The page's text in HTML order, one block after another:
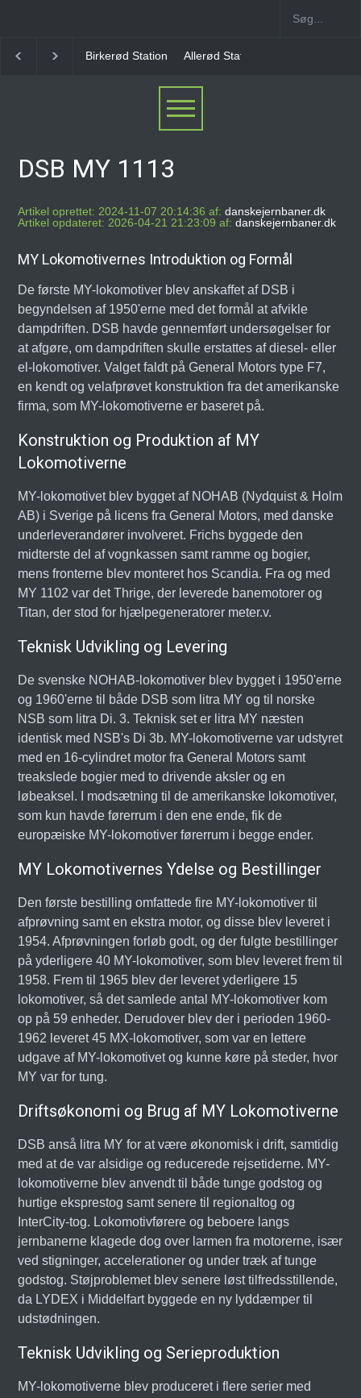
Birkerød Station Allerød Station
DSB MY 1113
Artikel oprettet: 2024-11-07 20:14:36 af: danskejernbaner.dk
Artikel opdateret: 2026-04-21 21:23:09 af: danskejernbaner.dk
MY Lokomotivernes Introduktion og Formål
De første MY-lokomotiver blev anskaffet af DSB i
begyndelsen af 1950'erne med det formål at afvikle
dampdriften. DSB havde gennemført undersøgelser for
at afgøre, om dampdriften skulle erstattes af diesel- eller
el-lokomotiver. Valget faldt på General Motors type F7,
en kendt og velafprøvet konstruktion fra det amerikanske
firma, som MY-lokomotiverne er baseret på.
Konstruktion og Produktion af MY
Lokomotiverne
MY-lokomotivet blev bygget af NOHAB (Nydquist & Holm
AB) i Sverige på licens fra General Motors, med danske
underleverandører involveret. Frichs byggede den
midterste del af vognkassen samt ramme og bogier,
mens fronterne blev monteret hos Scandia. Fra og med
MY 1102 var det Thrige, der leverede banemotorer og
Titan, der stod for hjælpegeneratorer meter.v.
Teknisk Udvikling og Levering
De svenske NOHAB-lokomotiver blev bygget i 1950'erne
og 1960'erne til både DSB som litra MY og til norske
NSB som litra Di. 3. Teknisk set er litra MY næsten
identisk med NSB's Di 3b. MY-lokomotiverne var udstyret
med en 16-cylindret motor fra General Motors samt
treakslede bogier med to drivende aksler og en
løbeaksel. I modsætning til de amerikanske lokomotiver,
som kun havde førerrum i den ene ende, fik de
europæiske MY-lokomotiver førerrum i begge ender.
MY Lokomotivernes Ydelse og Bestillinger
Den første bestilling omfattede fire MY-lokomotiver til
afprøvning samt en ekstra motor, og disse blev leveret i
1954. Afprøvningen forløb godt, og der fulgte bestillinger
på yderligere 40 MY-lokomotiver, som blev leveret frem til
1958. Frem til 1965 blev der leveret yderligere 15
lokomotiver, så det samlede antal MY-lokomotiver kom
op på 59 enheder. Derudover blev der i perioden 1960-
1962 leveret 45 MX-lokomotiver, som var en lettere
udgave af MY-lokomotivet og kunne køre på steder, hvor
MY var for tung.
Driftsøkonomi og Brug af MY Lokomotiverne
DSB anså litra MY for at være økonomisk i drift, samtidig
med at de var alsidige og reducerede rejsetiderne. MY-
lokomotiverne blev anvendt til både tunge godstog og
hurtige eksprestog samt senere til regionaltog og
InterCity-tog. Lokomotivførere og beboere langs
jernbanerne klagede dog over larmen fra motorerne, især
ved stigninger, accelerationer og under træk af tunge
godstog. Støjproblemet blev senere løst tilfredsstillende,
da LYDEX i Middelfart byggede en ny lyddæmper til
udstødningen.
Teknisk Udvikling og Serieproduktion
MY-lokomotiverne blev produceret i flere serier med